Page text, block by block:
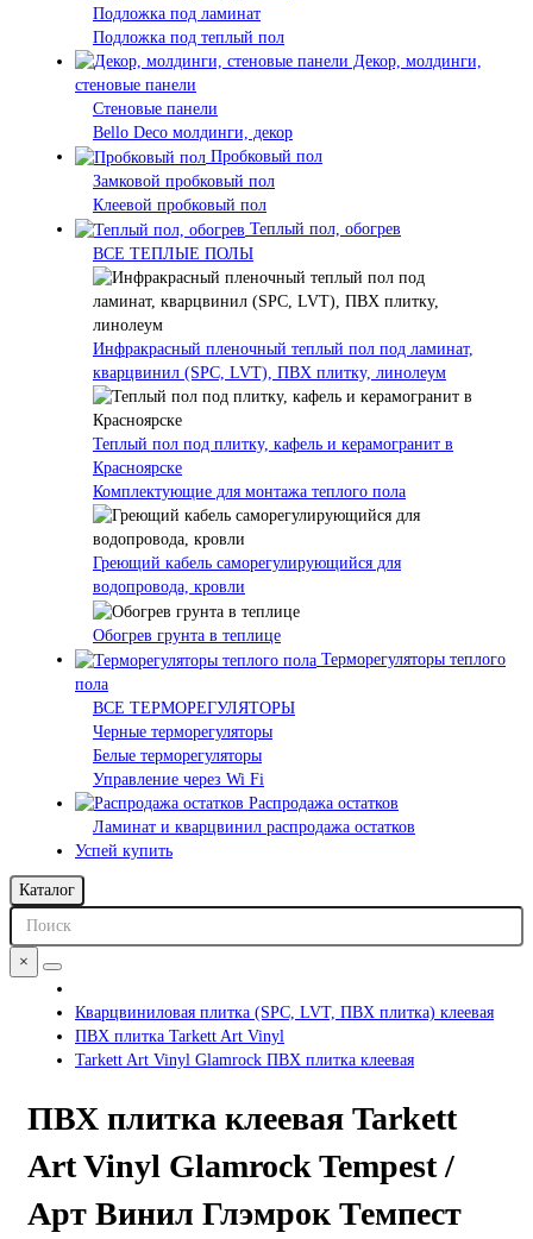
Подложка под ламинат
Подложка под теплый пол
Декор, молдинги,
стеновые панели
Стеновые панели
Bello Deco молдинги, декор
Пробковый пол
Замковой пробковый пол
Клеевой пробковый пол
Теплый пол, обогрев
ВСЕ ТЕПЛЫЕ ПОЛЫ
Инфракрасный пленочный теплый пол под ламинат,
кварцвинил (SPC, LVT), ПВХ плитку, линолеум
Теплый пол под плитку, кафель и керамогранит в
Красноярске
Комплектующие для монтажа теплого пола
Греющий кабель саморегулирующийся для
водопровода, кровли
Обогрев грунта в теплице
Терморегуляторы теплого
пола
ВСЕ ТЕРМОРЕГУЛЯТОРЫ
Черные терморегуляторы
Белые терморегуляторы
Управление через Wi Fi
Распродажа остатков
Ламинат и кварцвинил распродажа остатков
Успей купить
Каталог
×
Кварцвиниловая плитка (SPC, LVT, ПВХ плитка) клеевая
ПВХ плитка Tarkett Art Vinyl
Tarkett Art Vinyl Glamrock ПВХ плитка клеевая
ПВХ плитка клеевая Tarkett
Art Vinyl Glamrock Tempest /
Арт Винил Глэмрок Темпест